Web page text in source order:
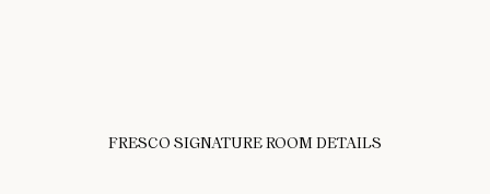
FRESCO SIGNATURE ROOM DETAILS